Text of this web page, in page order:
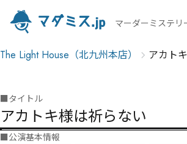
マーダーミステリ
The Light House（北九州本店） アカト
■タイトル
アカトキ様は祈らない
■公演基本情報